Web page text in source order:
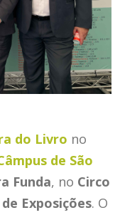
do Livro no
de São
Funda, no Circo
Exposições. O